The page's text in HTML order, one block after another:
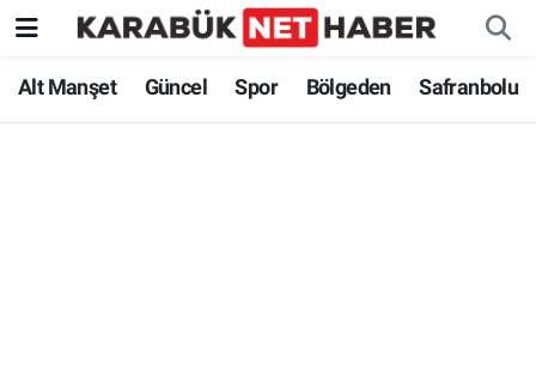
Alt Manşet Güncel Spor Bölgeden Safranbolu